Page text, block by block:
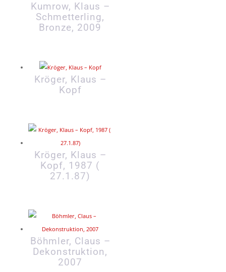
Kumrow, Klaus –
Schmetterling,
Bronze, 2009
Kröger, Klaus –
Kopf
Kröger, Klaus –
Kopf, 1987 (
27.1.87)
Böhmler, Claus –
Dekonstruktion,
2007